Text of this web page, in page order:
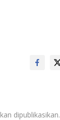
dipublikasikan.